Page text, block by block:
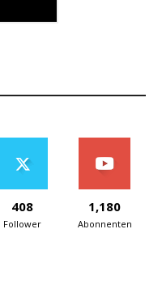
408
Follower
1,180
Abonnenten